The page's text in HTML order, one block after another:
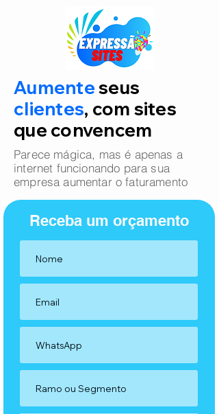
Aumenteseus
clientes, com sites
que convencem
Parece mágica, mas é apenas a
internet funcionando para sua
empresa aumentar o faturamento
Receba um orçamento